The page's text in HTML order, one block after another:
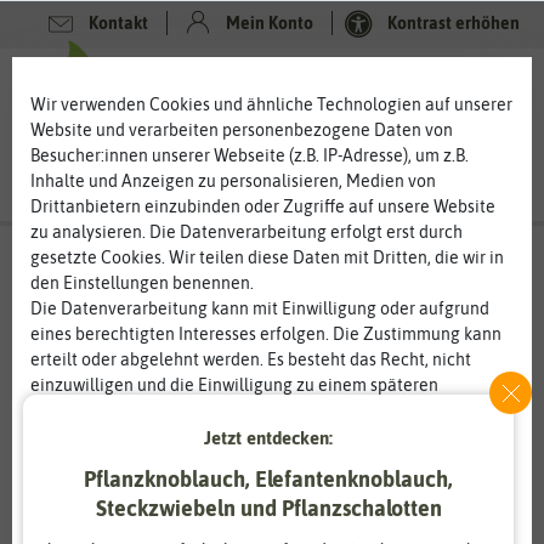
Kontakt Mein Konto Kontrast erhöhen
Wir verwenden Cookies und ähnliche Technologien auf unserer
Website und verarbeiten personenbezogene Daten von
Besucher:innen unserer Webseite (z.B. IP-Adresse), um z.B.
Inhalte und Anzeigen zu personalisieren, Medien von
Drittanbietern einzubinden oder Zugriffe auf unsere Website
zu analysieren. Die Datenverarbeitung erfolgt erst durch
gesetzte Cookies. Wir teilen diese Daten mit Dritten, die wir in
den Einstellungen benennen.
Die Datenverarbeitung kann mit Einwilligung oder aufgrund
eines berechtigten Interesses erfolgen. Die Zustimmung kann
erteilt oder abgelehnt werden. Es besteht das Recht, nicht
einzuwilligen und die Einwilligung zu einem späteren
Informationen zur Verwendung personenbezogener Daten und
Essenziell Statistik
Jetzt entdecken:
Pflanzknoblauch, Elefantenknoblauch,
Steckzwiebeln und Pflanzschalotten